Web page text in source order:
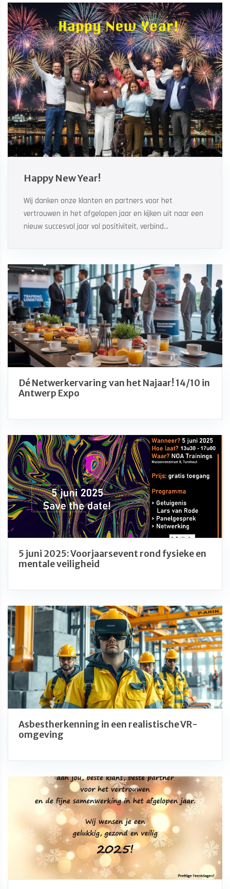
Happy New Year!
Wij danken onze klanten en partners voor het
vertrouwen in het afgelopen jaar en kijken uit naar een
nieuw succesvol jaar vol positiviteit, verbind...
Dé Netwerkervaring van het Najaar! 14/10 in
Antwerp Expo
5 juni 2025: Voorjaarsevent rond fysieke en
mentale veiligheid
Asbestherkenning in een realistische VR-
omgeving